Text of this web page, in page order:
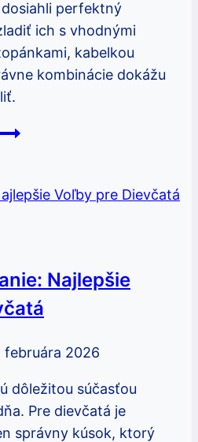
perfektný
ich s vhodnými
kabelkou
kombinácie dokážu
Najlepšie
februára 2026
dôležitou súčasťou
Pre dievčatá je
správny kúsok, ktorý